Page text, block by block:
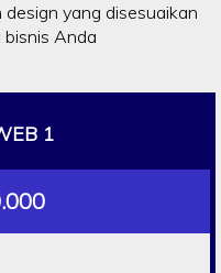
yang disesuaikan
Anda
1